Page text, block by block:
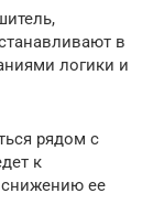
в
логики и
рядом с
к
ее